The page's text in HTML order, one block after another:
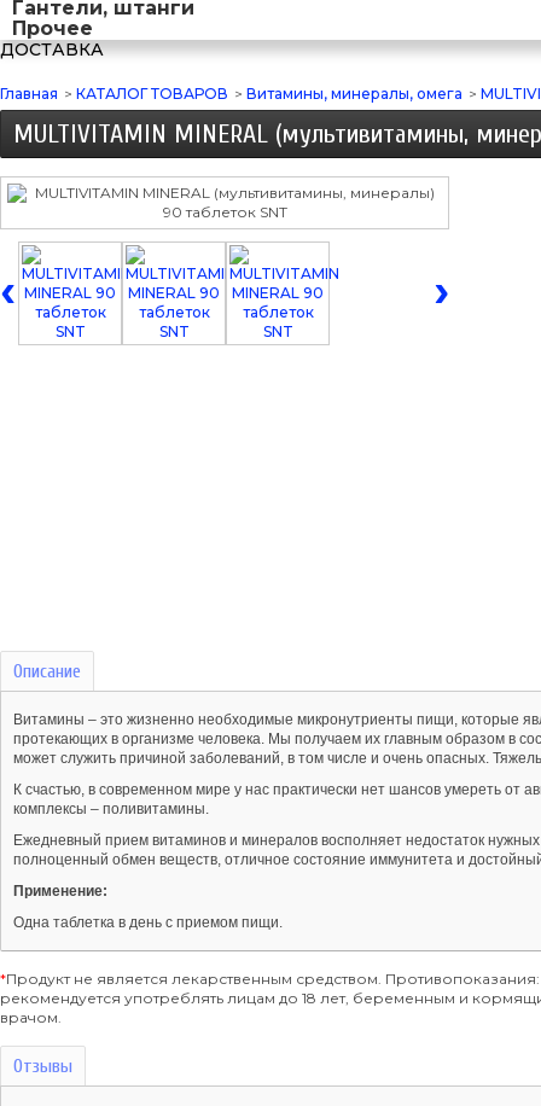
Гантели, штанги
Прочее
ДОСТАВКА
Главная > КАТАЛОГ ТОВАРОВ > Витамины, минералы, омега >
MULTIVITAMIN MINERAL (мультивитамины,
‹ ›
Описание
Витамины – это жизненно необходимые микронутриенты пищи, которые
протекающих в организме человека. Мы получаем их главным образом в
может служить причиной заболеваний, в том числе и очень опасных.
К счастью, в современном мире у нас практически нет шансов умереть от
комплексы – поливитамины.
Ежедневный прием витаминов и минералов восполняет недостаток
полноценный обмен веществ, отличное состояние иммунитета и
Применение:
Одна таблетка в день с приемом пищи.
*Продукт не является лекарственным средством.
рекомендуется употреблять лицам до 18 лет, беременным и
врачом.
Отзывы